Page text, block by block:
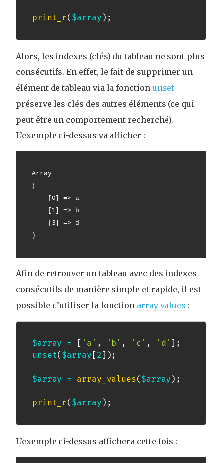
print_r( $array ) ;
Alors, les indexes (clés) du tableau ne sont plus
consécutifs. En effet, le fait de supprimer un
élément de tableau via la fonction unset
préserve les clés des autres éléments (ce qui
peut être un comportement recherché).
L’exemple ci-dessus va afficher :
Array
(
    [0] => a
    [1] => b
    [3] => d
)
Afin de retrouver un tableau avec des indexes
consécutifs de manière simple et rapide, il est
possible d’utiliser la fonction array_values :
$array = [ 'a' , 'b' , 'c' , 'd' ] ;
unset( $array [ 2 ] ) ;
$array = array_values( $array ) ;
print_r( $array ) ;
L’exemple ci-dessus affichera cette fois :